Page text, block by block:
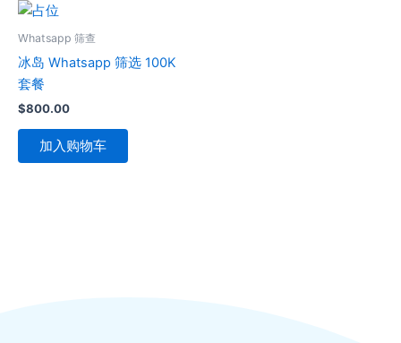
Whatsapp 筛查
冰岛 Whatsapp 筛选 100K
套餐
$800.00
加入购物车